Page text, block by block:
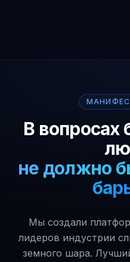
В вопросах
не должно
Мы создали
лидеров индустрии
земного шара.